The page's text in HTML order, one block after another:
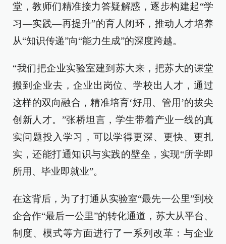
堂，教师们精准接力答疑解惑，逐步构建起“学
习—实践—再提升”的育人闭环，推动人才培养
从“知识传递”向“能力生成”的深度跨越。
“我们把企业实验室建到苏大来，把苏大的课堂
搬到企业去，企业出岗位、学校出人才，通过
这样的双向融合，精准培育‘好用、管用’的拔尖
创新人才。”张桥坦言，学生带着产业一线的真
实问题投入学习，可以学得更深、更快、更扎
实，还能打通知识与实践的壁垒，实现“所学即
所用、毕业即就业”。
在这背后，为了打通从实验室“最先一公里”到校
企合作“最后一公里”的转化通道，苏大从平台、
制度、模式等方面进行了一系列改革：与企业